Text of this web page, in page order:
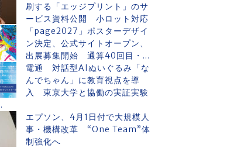
刷する「エッジプリント」のサ
ービス資料公開 小ロット対応
「page2027」ポスターデザイ
ン決定、公式サイトオープン、
出展募集開始 通算40回目・...
電通 対話型AIぬいぐるみ「な
んでちゃん」に教育視点を導
入 東京大学と協働の実証実験
エプソン、4月1日付で大規模人
事・機構改革 “One Team”体
制強化へ